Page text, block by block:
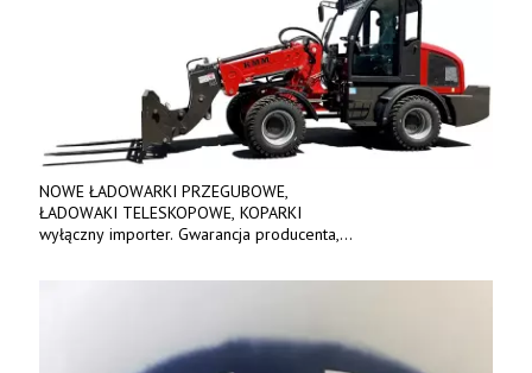
NOWE ŁADOWARKI PRZEGUBOWE,
ŁADOWAKI TELESKOPOWE, KOPARKI
wyłączny importer. Gwarancja producenta,
Ceny od 69 000 zł netto wraz z osprzętem.